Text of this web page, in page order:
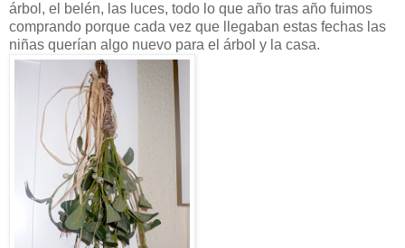
árbol, el belén, las luces, todo lo que año tras año fuimos
comprando porque cada vez que llegaban estas fechas las
niñas querían algo nuevo para el árbol y la casa.